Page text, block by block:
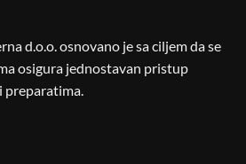
d.o.o. osnovano je sa ciljem da se
osigura jednostavan pristup
preparatima.